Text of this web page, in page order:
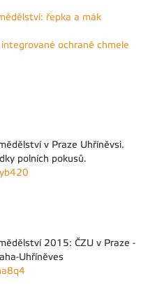
řepka a mák
ochraně chmele
v Praze Uhříněvsi.
polních pokusů.
2015: ČZU v Praze -
Uhříněves